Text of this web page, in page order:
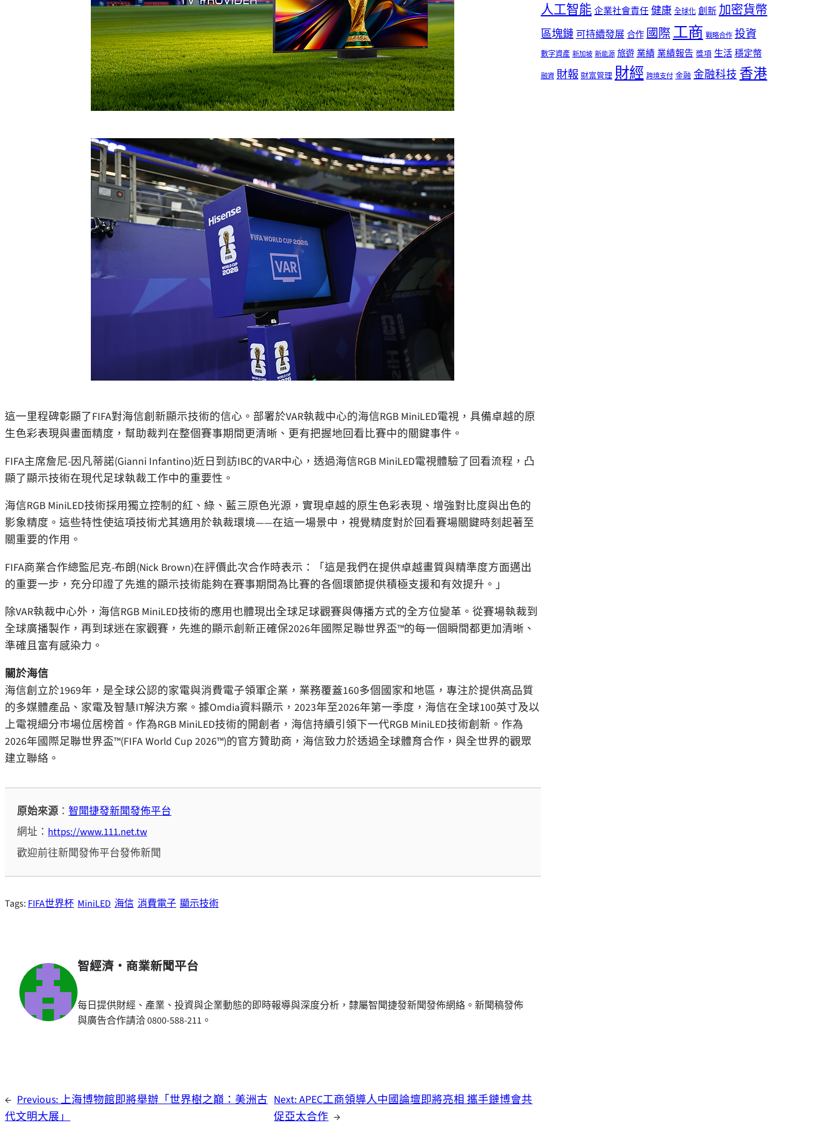
這一里程碑彰顯了FIFA對海信創新顯示技術的信心。部署於VAR執裁中心的海信RGB MiniLED電視，具備卓越的原
生色彩表現與畫面精度，幫助裁判在整個賽事期間更清晰、更有把握地回看比賽中的關鍵事件。
FIFA主席詹尼-因凡蒂諾(Gianni Infantino)近日到訪IBC的VAR中心，透過海信RGB MiniLED電視體驗了回看流程，凸
顯了顯示技術在現代足球執裁工作中的重要性。
海信RGB MiniLED技術採用獨立控制的紅、綠、藍三原色光源，實現卓越的原生色彩表現、增強對比度與出色的
影象精度。這些特性使這項技術尤其適用於執裁環境——在這一場景中，視覺精度對於回看賽場關鍵時刻起著至
關重要的作用。
FIFA商業合作總監尼克-布朗(Nick Brown)在評價此次合作時表示：「這是我們在提供卓越畫質與精準度方面邁出
的重要一步，充分印證了先進的顯示技術能夠在賽事期間為比賽的各個環節提供積極支援和有效提升。」
除VAR執裁中心外，海信RGB MiniLED技術的應用也體現出全球足球觀賽與傳播方式的全方位變革。從賽場執裁到
全球廣播製作，再到球迷在家觀賽，先進的顯示創新正確保2026年國際足聯世界盃™的每一個瞬間都更加清晰、
準確且富有感染力。
關於海信
海信創立於1969年，是全球公認的家電與消費電子領軍企業，業務覆蓋160多個國家和地區，專注於提供高品質
的多媒體產品、家電及智慧IT解決方案。據Omdia資料顯示，2023年至2026年第一季度，海信在全球100英寸及以
上電視細分市場位居榜首。作為RGB MiniLED技術的開創者，海信持續引領下一代RGB MiniLED技術創新。作為
2026年國際足聯世界盃™(FIFA World Cup 2026™)的官方贊助商，海信致力於透過全球體育合作，與全世界的觀眾
建立聯絡。
原始來源 ：智聞捷發新聞發佈平台
網址：https://www.111.net.tw
歡迎前往新聞發佈平台發佈新聞
Tags:FIFA世界杯 MiniLED 海信 消費電子 顯示技術
智經濟・商業新聞平台
每日提供財經、產業、投資與企業動態的即時報導與深度分析，隸屬智聞捷發新聞發佈網絡。新聞稿發佈
與廣告合作請洽 0800-588-211。
← Previous:上海博物館即將舉辦「世界樹之巔：美洲古
代文明大展」
Next:APEC工商領導人中國論壇即將亮相 攜手鏈博會共
促亞太合作 →
人工智能企業社會責任健康 全球化 創新 加密貨幣
區塊鏈可持續發展合作國際工商 戰略合作 投資
數字資產 新加坡 新能源 旅遊業績業績報告 獎項 生活穩定幣
融資 財報 財富管理 財經 跨境支付 金融 金融科技香港